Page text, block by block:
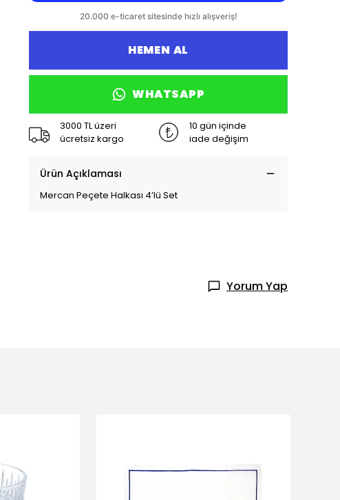
HEMEN AL
WHATSAPP
3000 TL üzeri
ücretsiz kargo
10 gün içinde
iade değişim
Ürün Açıklaması
Mercan Peçete Halkası 4’lü Set
Yorum Yap